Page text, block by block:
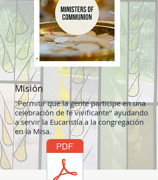
Misión
"Permitir que la gente participe en una
celebración de fe vivificante" ayudando
a servir la Eucaristía a la congregación
en la Misa.